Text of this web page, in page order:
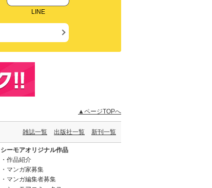
LINE
▲ページTOPへ
雑誌一覧 出版社一覧 新刊一覧
シーモアオリジナル作品
作品紹介
マンガ家募集
マンガ編集者募集